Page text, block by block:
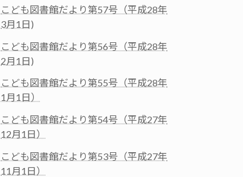
こども図書館だより第57号（平成28年
3月1日)
こども図書館だより第56号（平成28年
2月1日)
こども図書館だより第55号（平成28年
1月1日）
こども図書館だより第54号（平成27年
12月1日）
こども図書館だより第53号（平成27年
11月1日）